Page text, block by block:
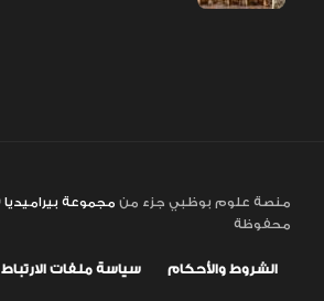
منصة علوم بوظبي جزء من مجموعة بيراميديا
محفوظة
الشروط والأحكام سياسة ملفات الارتباط